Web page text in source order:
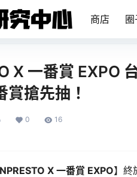
商店
X 一番賞 EXPO
賞搶先抽！
0 16
X 一番賞 EXPO】終